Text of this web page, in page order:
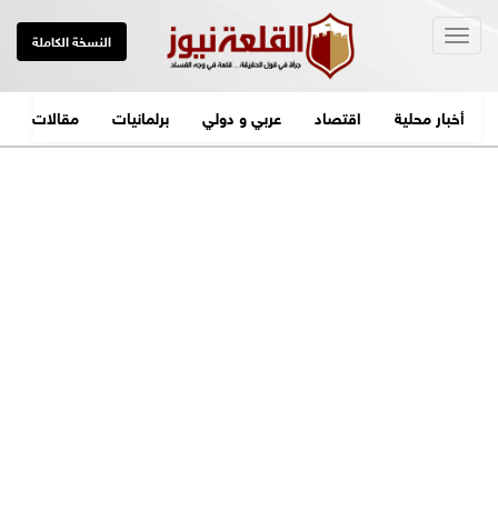
النسخة الكاملة
أخبار محلية اقتصاد عربي و دولي برلمانيات مقالات